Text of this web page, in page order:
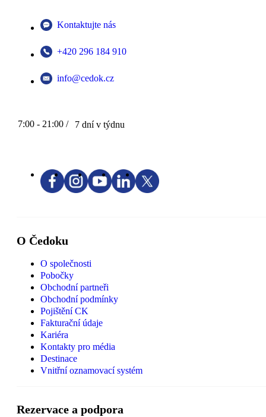
Kontaktujte nás
+420 296 184 910
info@cedok.cz
7:00 - 21:00 / 7 dní v týdnu
O Čedoku
O společnosti
Pobočky
Obchodní partneři
Obchodní podmínky
Pojištění CK
Fakturační údaje
Kariéra
Kontakty pro média
Destinace
Vnitřní oznamovací systém
Rezervace a podpora